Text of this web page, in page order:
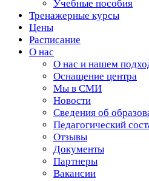
Учебные пособия
Тренажерные курсы
Цены
Расписание
О нас
О нас и нашем
Оснащение центра
Мы в СМИ
Новости
Сведения об
Педагогический
Отзывы
Документы
Партнеры
Вакансии